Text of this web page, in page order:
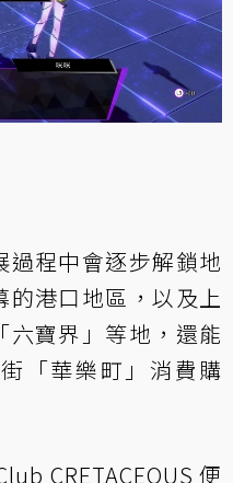
過程中會逐步解鎖地
的港口地區，以及上
六寶界」等地，還能
「華樂町」消費購
CRETACEOUS 便